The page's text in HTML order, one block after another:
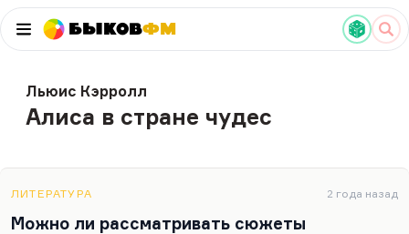
БыковФМ
Льюис Кэрролл
Алиса в стране чудес
ЛИТЕРАТУРА 2 года назад
Можно ли рассматривать сюжеты